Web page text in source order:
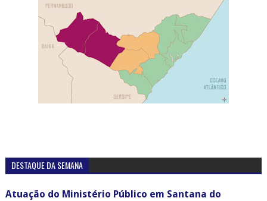
DESTAQUE DA SEMANA
Atuação do Ministério Público em Santana do